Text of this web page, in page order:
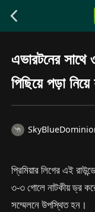
এভারটনের
পিছিয়ে পড়া
প্রিমিয়ার লিগের এই
৩-৩ গোলে নাটকীয় ড্র
সম্মেলনে উপস্থিত হন।